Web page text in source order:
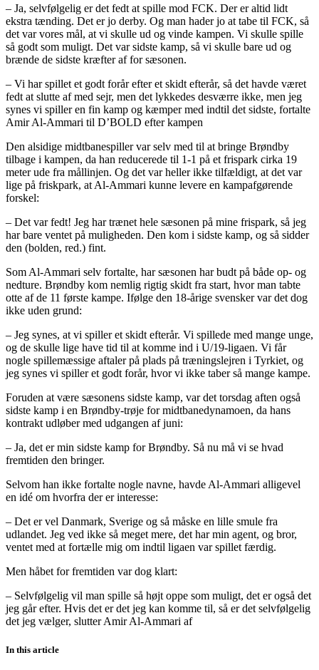
– Ja, selvfølgelig er det fedt at spille mod FCK. Der er altid lidt
ekstra tænding. Det er jo derby. Og man hader jo at tabe til FCK, så
det var vores mål, at vi skulle ud og vinde kampen. Vi skulle spille
så godt som muligt. Det var sidste kamp, så vi skulle bare ud og
brænde de sidste kræfter af for sæsonen.
– Vi har spillet et godt forår efter et skidt efterår, så det havde været
fedt at slutte af med sejr, men det lykkedes desværre ikke, men jeg
synes vi spiller en fin kamp og kæmper med indtil det sidste, fortalte
Amir Al-Ammari til D’BOLD efter kampen
Den alsidige midtbanespiller var selv med til at bringe Brøndby
tilbage i kampen, da han reducerede til 1-1 på et frispark cirka 19
meter ude fra mållinjen. Og det var heller ikke tilfældigt, at det var
lige på friskpark, at Al-Ammari kunne levere en kampafgørende
forskel:
– Det var fedt! Jeg har trænet hele sæsonen på mine frispark, så jeg
har bare ventet på muligheden. Den kom i sidste kamp, og så sidder
den (bolden, red.) fint.
Som Al-Ammari selv fortalte, har sæsonen har budt på både op- og
nedture. Brøndby kom nemlig rigtig skidt fra start, hvor man tabte
otte af de 11 første kampe. Ifølge den 18-årige svensker var det dog
ikke uden grund:
– Jeg synes, at vi spiller et skidt efterår. Vi spillede med mange unge,
og de skulle lige have tid til at komme ind i U/19-ligaen. Vi får
nogle spillemæssige aftaler på plads på træningslejren i Tyrkiet, og
jeg synes vi spiller et godt forår, hvor vi ikke taber så mange kampe.
Foruden at være sæsonens sidste kamp, var det torsdag aften også
sidste kamp i en Brøndby-trøje for midtbanedynamoen, da hans
kontrakt udløber med udgangen af juni:
– Ja, det er min sidste kamp for Brøndby. Så nu må vi se hvad
fremtiden den bringer.
Selvom han ikke fortalte nogle navne, havde Al-Ammari alligevel
en idé om hvorfra der er interesse:
– Det er vel Danmark, Sverige og så måske en lille smule fra
udlandet. Jeg ved ikke så meget mere, det har min agent, og bror,
ventet med at fortælle mig om indtil ligaen var spillet færdig.
Men håbet for fremtiden var dog klart:
– Selvfølgelig vil man spille så højt oppe som muligt, det er også det
jeg går efter. Hvis det er det jeg kan komme til, så er det selvfølgelig
det jeg vælger, slutter Amir Al-Ammari af
In this article